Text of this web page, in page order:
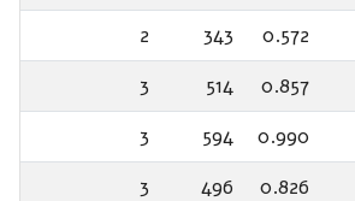
0.572
343
2
0.857
514
3
0.990
594
3
0.826
496
3